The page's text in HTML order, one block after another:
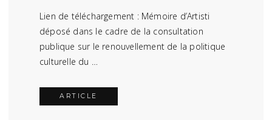
Lien de téléchargement : Mémoire d’Artisti
déposé dans le cadre de la consultation
publique sur le renouvellement de la politique
culturelle du …
ARTICLE